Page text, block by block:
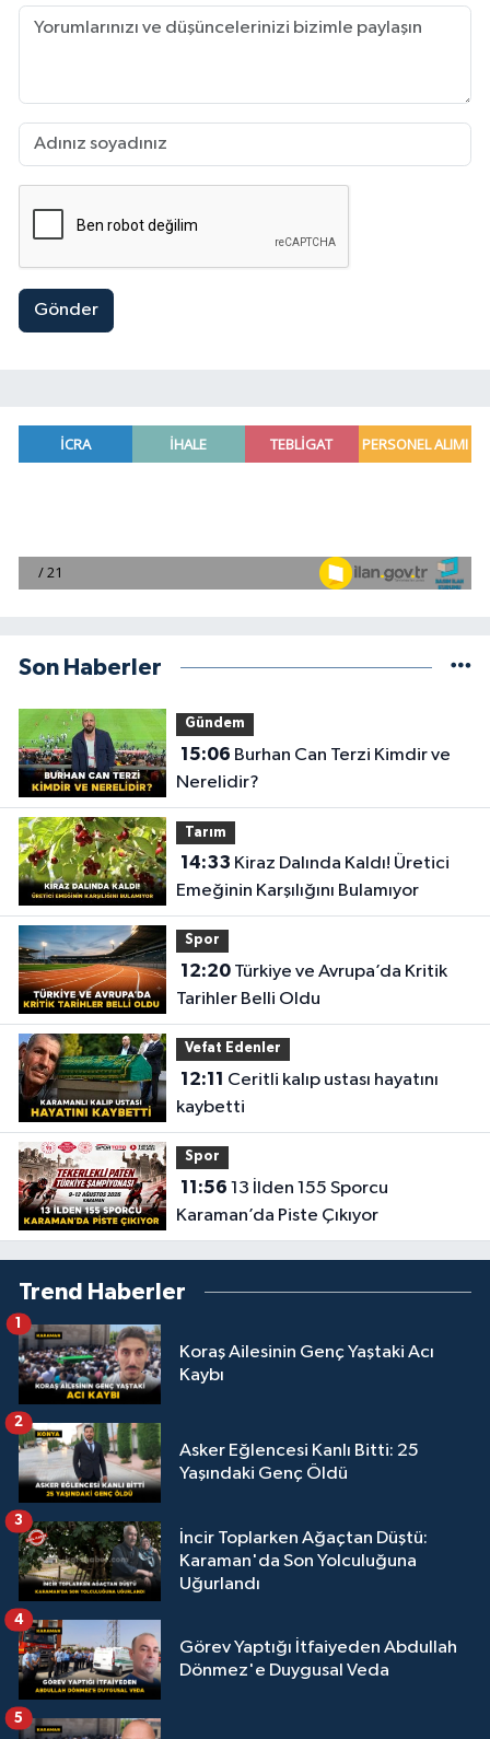
Gönder
Son Haberler
Gündem
15:06
Nerelidir?
Tarım
14:33
Emeğinin Karşılığını Bulamıyor
Spor
12:20Türkiye ve Avrupa’da Kritik
Tarihler Belli Oldu
Vefat Edenler
12:11
kaybetti
Spor
11:56
Karaman’da Piste Çıkıyor
Trend Haberler
Koraş Ailesinin Genç Yaştaki Acı
Kaybı
1
Asker Eğlencesi Kanlı Bitti: 25
Yaşındaki Genç Öldü
2
İncir Toplarken Ağaçtan Düştü:
Karaman'da Son Yolculuğuna
Uğurlandı
3
Görev Yaptığı İtfaiyeden Abdullah
Dönmez'e Duygusal Veda
4
5